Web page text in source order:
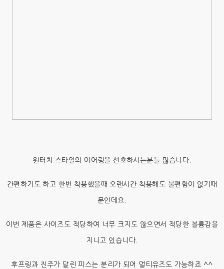
원터치 스타일의 이어링을 선호하시는분들 많습니다.
간편하기도 하고 한번 착용했을때 오랜시간 착용해도 불편함이 없기때
문인데요.
이번 제품은 사이즈도 적당하여 너무 크지도 않으면서 적당한 볼륨감을
지니고 있습니다.
후프링과 진주가 달린 피스는 분리가 되어 멀티유즈도 가능하죠 ^^